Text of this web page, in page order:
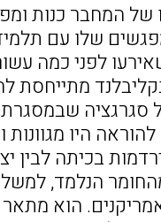
של המחבר כנות
שלו עם
לפני כמה
מתייחסת
היו מגוונות
בכיתה לבין
הנלמד, למשל
הוא